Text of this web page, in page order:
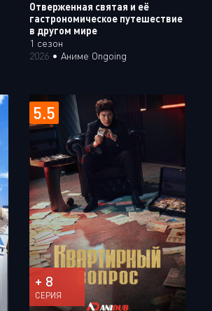
Отверженная святая и её
гастрономическое путешествие
в другом мире
1 сезон
2026 •Аниме Ongoing
5.5
+ 8
СЕРИЯ